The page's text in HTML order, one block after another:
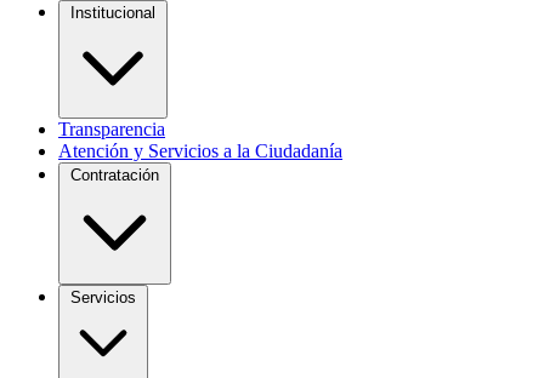
Institucional
Transparencia
Atención y Servicios a la Ciudadanía
Contratación
Servicios